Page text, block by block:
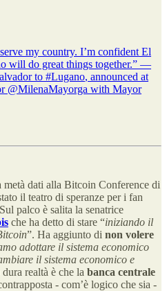
my country. I’m confident El
will do great things together.” —
to #Lugano, announced at
@MilenaMayorga with Mayor
dati alla Bitcoin Conference di
il teatro di speranze per i fan
palco è salita la senatrice
che ha detto di stare “iniziando il
”. Ha aggiunto di non volere
adottare il sistema economico
il sistema economico e
realtà è che la banca centrale
- com’è logico che sia -